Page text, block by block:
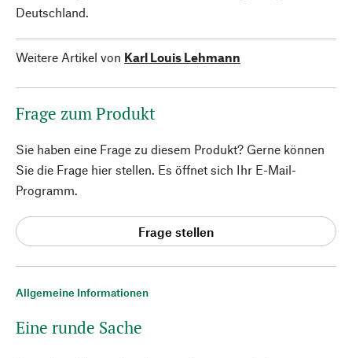
Allgemeine Informationen
Eine runde Sache
Deutschland.
Weitere Artikel von Karl Louis Lehmann
Frage zum Produkt
Sie haben eine Frage zu diesem Produkt? Gerne können
Sie die Frage hier stellen. Es öffnet sich Ihr E-Mail-
Programm.
Frage stellen